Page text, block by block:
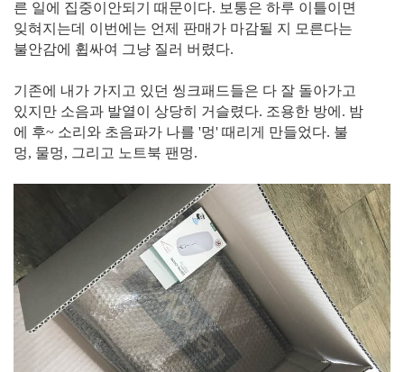
른 일에 집중이안되기 때문이다. 보통은 하루 이틀이면
잊혀지는데 이번에는 언제 판매가 마감될 지 모른다는
불안감에 휩싸여 그냥 질러 버렸다.
기존에 내가 가지고 있던 씽크패드들은 다 잘 돌아가고
있지만 소음과 발열이 상당히 거슬렸다. 조용한 방에. 밤
에 후~ 소리와 초음파가 나를 '멍' 때리게 만들었다. 불
멍, 물멍, 그리고 노트북 팬멍.